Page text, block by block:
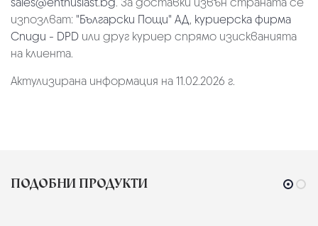
изпозлват: "Български Пощи" АД, куриерска фирма
Спиди - DPD или друг куриер спрямо изискванията
на клиента.
Актулизирана информация на 11.02.2026 г.
ПОДОБНИ ПРОДУКТИ